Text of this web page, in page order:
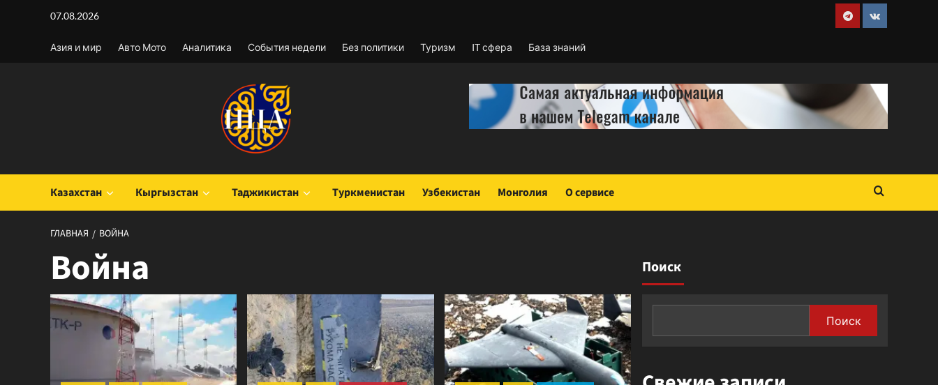
содержимому
07.08.2026
Азия и мир Авто Мото Аналитика События недели Без политики Туризм IT сфера База знаний
Telegram
VK
Казахстан Кыргызстан Таджикистан Туркменистан Узбекистан Монголия О сервисе
ГЛАВНАЯ ВОЙНА
Война Поиск
Поиск